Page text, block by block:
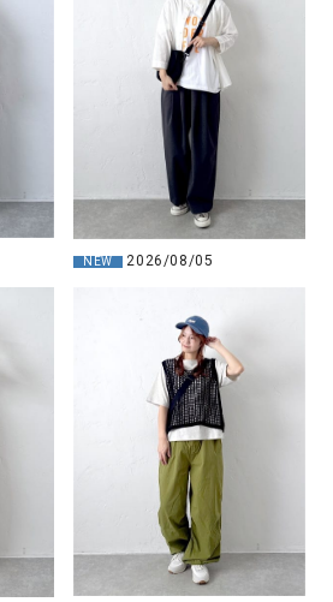
NEW 2026/08/05